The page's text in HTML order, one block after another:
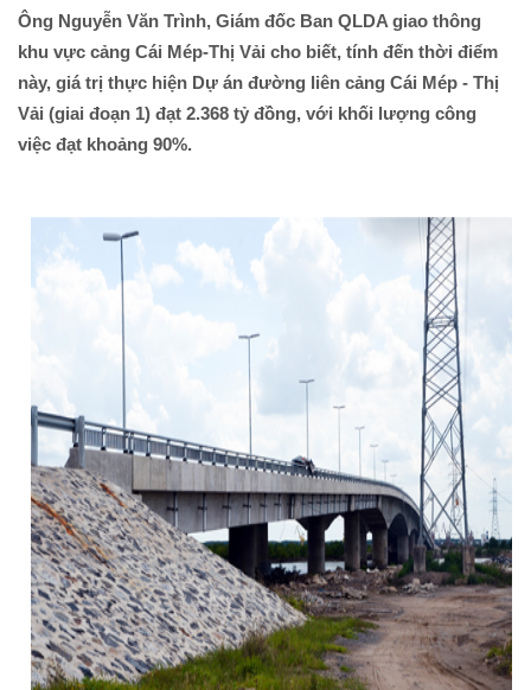
Ông Nguyễn Văn Trình, Giám đốc Ban QLDA giao thông
khu vực cảng Cái Mép-Thị Vải cho biết, tính đến thời điểm
này, giá trị thực hiện Dự án đường liên cảng Cái Mép - Thị
Vải (giai đoạn 1) đạt 2.368 tỷ đồng, với khối lượng công
việc đạt khoảng 90%.